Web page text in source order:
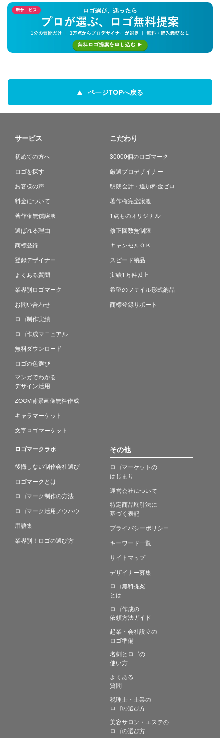
ページTOPへ戻る
サービス
初めての方へ
ロゴを探す
お客様の声
料金について
著作権無償譲渡
選ばれる理由
商標登録
登録デザイナー
よくある質問
業界別ロゴマーク
お問い合わせ
ロゴ制作実績
ロゴ作成マニュアル
無料ダウンロード
ロゴの色選び
マンガでわかる
デザイン活用
ZOOM背景画像無料作成
キャラマーケット
文字ロゴマーケット
こだわり
30000個のロゴマーク
厳選プロデザイナー
明朗会計・追加料金ゼロ
著作権完全譲渡
1点ものオリジナル
修正回数無制限
キャンセルＯＫ
スピード納品
実績1万件以上
希望のファイル形式納品
商標登録サポート
ロゴマークラボ
後悔しない制作会社選び
ロゴマークとは
ロゴマーク制作の方法
ロゴマーク活用ノウハウ
用語集
業界別！ロゴの選び方
その他
ロゴマーケットの
はじまり
運営会社について
特定商品取引法に
基づく表記
プライバシーポリシー
キーワード一覧
サイトマップ
デザイナー募集
ロゴ無料提案
とは
ロゴ作成の
依頼方法ガイド
起業・会社設立の
ロゴ準備
名刺とロゴの
使い方
よくある
質問
税理士・士業の
ロゴの選び方
美容サロン・エステの
ロゴの選び方